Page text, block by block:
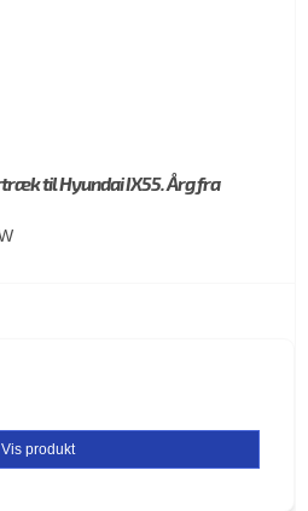
til Hyundai IX55. Årg fra
Vis produkt